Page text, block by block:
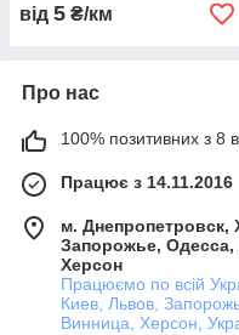
від 5 ₴/км
Про нас
100% позитивних з 8
Працює з 14.11.2016
м.
Запорожье,
Херсон
Працюємо по всій
Киев, Львов,
Винница, Херсон,